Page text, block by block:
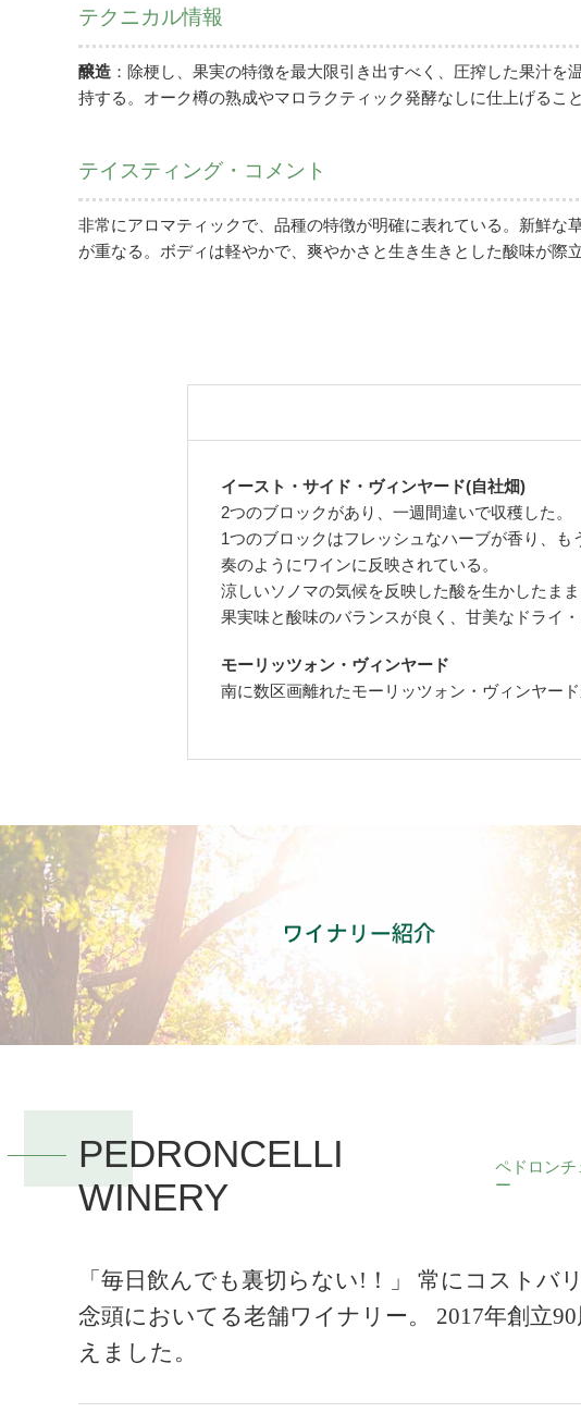
テクニカル情報
醸造 ：除梗し、果実の特徴を最大限引き出すべく、圧搾した果汁
持する。オーク樽の熟成やマロラクティック発酵なしに仕上げるこ
テイスティング・コメント
非常にアロマティックで、品種の特徴が明確に表れている。新鮮
が重なる。ボディは軽やかで、爽やかさと生き生きとした酸味が際
イースト・サイド・ヴィンヤード(自社畑)
2つのブロックがあり、一週間違いで収穫した。
1つのブロックはフレッシュなハーブが香り、
奏のようにワインに反映されている。
涼しいソノマの気候を反映した酸を生かしたま
果実味と酸味のバランスが良く、甘美なドライ
モーリッツォン・ヴィンヤード
南に数区画離れたモーリッツォン・ヴィンヤー
PEDRONCELLI
WINERY
ペドロンチ
ー
「毎日飲んでも裏切らない!！」 常にコストバ
念頭においてる老舗ワイナリー。 2017年創立
えました。